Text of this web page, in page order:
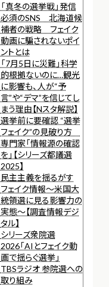
「真冬の選挙戦」発信
必須のSNS 北海道候
補者の戦略 フェイク
動画に騙されないポイ
ントとは
「7月5日に災難」科学
的根拠ないのに…観光
に影響も、人が“予
言”や“デマ”を信じてし
まう理由【Nスタ解説】
選挙前に要確認 “選挙
フェイク”の見破り方
専門家「情報源の確認
を」【シリーズ都議選
2025】
民主主義を揺るがす
フェイク情報～米国大
統領選に見る影響力の
実態～【調査情報デジ
タル】
シリーズ衆院選
2026「AIとフェイク動
画で揺らぐ選挙」
TBSラジオ 参院選への
取り組み